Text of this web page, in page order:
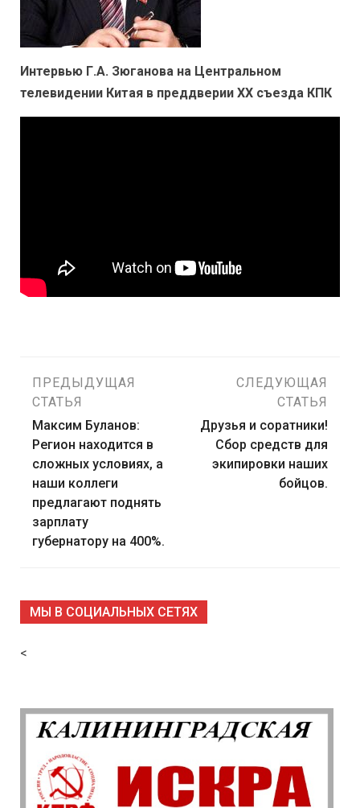
Интервью Г.А. Зюганова на Центральном
телевидении Китая в преддверии ХХ съезда КПК
Навигация
по
записям
ПРЕДЫДУЩАЯ
СТАТЬЯ
Максим Буланов:
Регион находится в
сложных условиях, а
наши коллеги
предлагают поднять
зарплату
губернатору на 400%.
СЛЕДУЮЩАЯ
СТАТЬЯ
Друзья и соратники!
Сбор средств для
экипировки наших
бойцов.
МЫ В СОЦИАЛЬНЫХ СЕТЯХ
<